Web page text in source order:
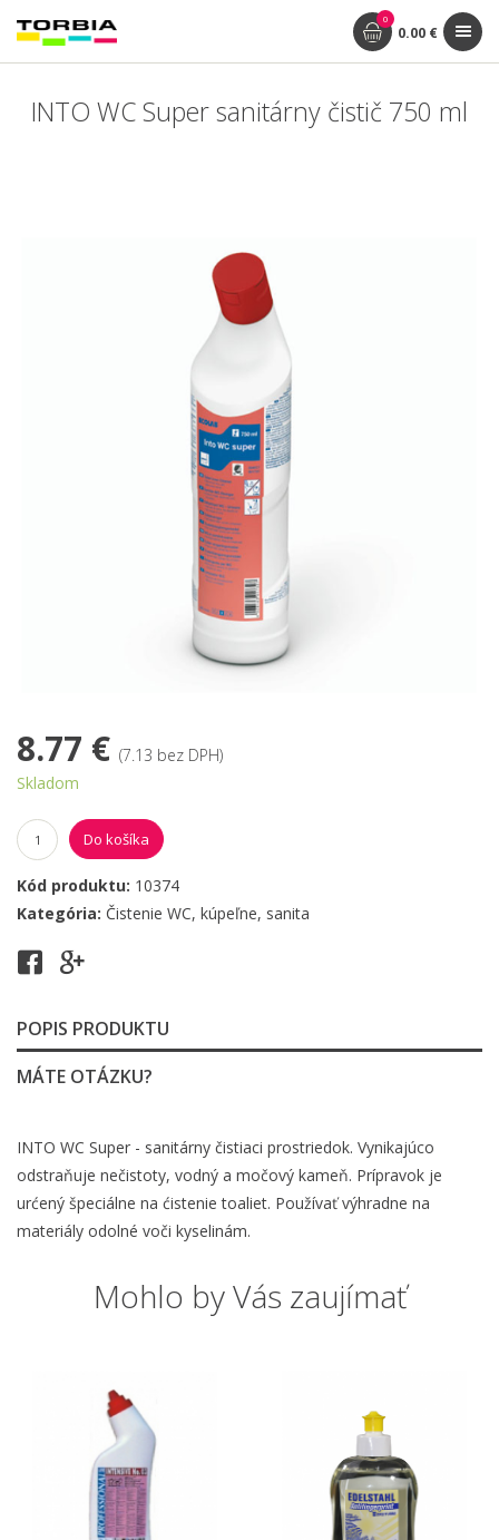
0
0.00 €
INTO WC Super sanitárny čistič 750 ml
8.77 € (7.13 bez DPH)
Skladom
Do košíka
Kód produktu: 10374
Kategória: Čistenie WC, kúpeľne, sanita
POPIS PRODUKTU
MÁTE OTÁZKU?
INTO WC Super - sanitárny čistiaci prostriedok. Vynikajúco
odstraňuje nečistoty, vodný a močový kameň. Prípravok je
urćený špeciálne na ćistenie toaliet. Používať výhradne na
materiály odolné voči kyselinám.
Mohlo by Vás zaujímať